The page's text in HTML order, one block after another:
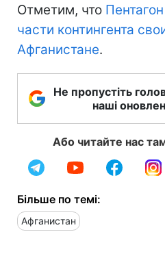
Отметим, что
части контингента
Афганистане.
Не пропустіть
наші
Або читайте нас
Більше по темі:
Афганистан